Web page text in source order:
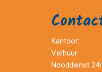
Kantoor:
Verhuur:
Nooddienst